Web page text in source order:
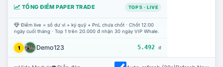
TỔNG ĐIỂM PAPER TRADE TOP 5 · LIVE
Điểm live = số dư ví + ký quỹ + PnL chưa chốt · Chốt 12:00
ngày cuối tháng · Top 1 trên 20.000 đ nhận 30 ngày VIP Whale.
1 Demo123 5.492 đ